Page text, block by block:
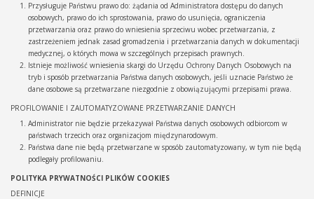
Przysługuje Państwu prawo do: żądania od Administratora dostępu do danych
osobowych, prawo do ich sprostowania, prawo do usunięcia, ograniczenia
przetwarzania oraz prawo do wniesienia sprzeciwu wobec przetwarzania, z
zastrzeżeniem jednak zasad gromadzenia i przetwarzania danych w dokumentacji
medycznej, o których mowa w szczególnych przepisach prawnych.
Istnieje możliwość wniesienia skargi do Urzędu Ochrony Danych Osobowych na
tryb i sposób przetwarzania Państwa danych osobowych, jeśli uznacie Państwo że
dane osobowe są przetwarzane niezgodnie z obowiązującymi przepisami prawa.
PROFILOWANIE I ZAUTOMATYZOWANE PRZETWARZANIE DANYCH
Administrator nie będzie przekazywał Państwa danych osobowych odbiorcom w
państwach trzecich oraz organizacjom międzynarodowym.
Państwa dane nie będą przetwarzane w sposób zautomatyzowany, w tym nie będą
podlegały profilowaniu.
POLITYKA PRYWATNOŚCI PLIKÓW COOKIES
DEFINICJE